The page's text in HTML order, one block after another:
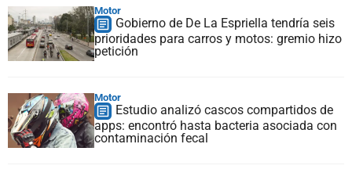
Motor
Gobierno de De La Espriella tendría seis
prioridades para carros y motos: gremio hizo
petición
Motor
Estudio analizó cascos compartidos de
apps: encontró hasta bacteria asociada con
contaminación fecal